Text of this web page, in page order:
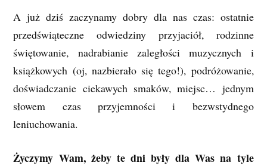
A już dziś zaczynamy dobry dla nas czas: ostatnie
przedświąteczne odwiedziny przyjaciół, rodzinne
świętowanie, nadrabianie zaległości muzycznych i
książkowych (oj, nazbierało się tego!), podróżowanie,
doświadczanie ciekawych smaków, miejsc… jednym
słowem czas przyjemności i bezwstydnego
leniuchowania.
Życzymy Wam, żeby te dni były dla Was na tyle